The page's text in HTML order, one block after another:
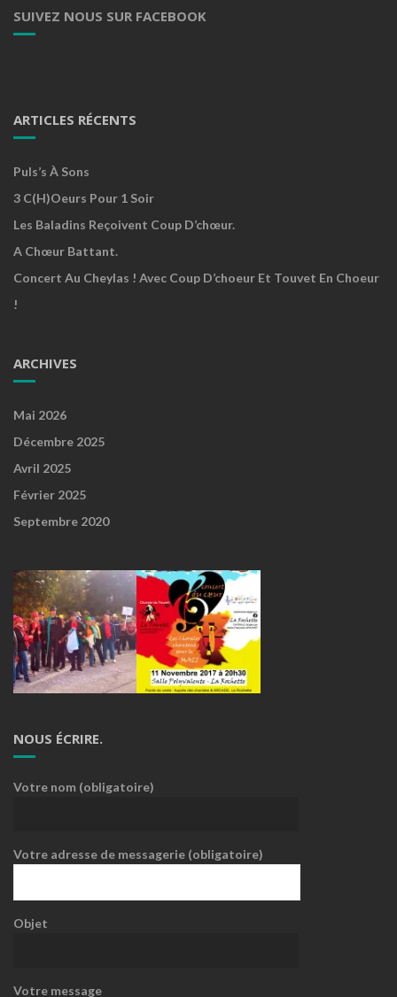
SUIVEZ NOUS SUR FACEBOOK
ARTICLES RÉCENTS
Puls’s À Sons
3 C(h)oeurs Pour 1 Soir
Les Baladins Reçoivent Coup D’chœur.
A Chœur Battant.
Concert Au Cheylas ! Avec Coup D’choeur Et Touvet En Choeur
!
ARCHIVES
Mai 2026
Décembre 2025
Avril 2025
Février 2025
Septembre 2020
NOUS ÉCRIRE.
Votre nom (obligatoire)
Votre adresse de messagerie (obligatoire)
Objet
Votre message